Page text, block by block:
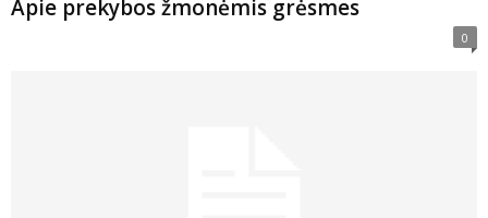
Apie prekybos žmonėmis grėsmes
0